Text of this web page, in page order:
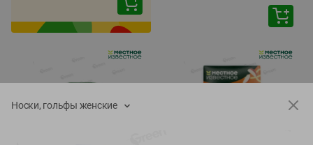
Носки, гольфы женские